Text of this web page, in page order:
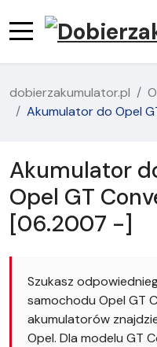
dobierzakumulator.pl
Akumulator do Opel
Akumulator
Opel GT
[06.2007 -]
Szukasz
samochodu Opel GT
akumulatorów
Opel. Dla modelu GT